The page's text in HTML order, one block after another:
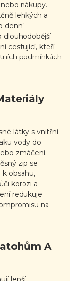
nákupy.
lehkých a
denní
dlouhodobější
cestující, kteří
podmínkách
látky s vnitřní
vody do
zmáčení.
zip se
obsahu,
korozi a
redukuje
na
A
lepší